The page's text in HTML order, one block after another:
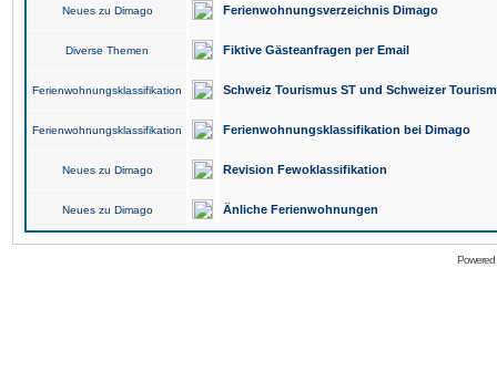
Neues zu Dimago Ferienwohnungsverzeichnis Dimago
Diverse Themen Fiktive Gästeanfragen per Email
Ferienwohnungsklassifikation Schweiz Tourismus ST und Schweizer
Ferienwohnungsklassifikation Ferienwohnungsklassifikation bei Dimago
Neues zu Dimago Revision Fewoklassifikation
Neues zu Dimago Änliche Ferienwohnungen